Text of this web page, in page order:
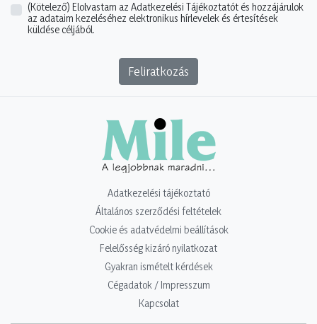
(Kötelező) Elolvastam az Adatkezelési Tájékoztatót és hozzájárulok
az adataim kezeléséhez elektronikus hírlevelek és értesítések
küldése céljából.
Feliratkozás
Adatkezelési tájékoztató
Általános szerződési feltételek
Cookie és adatvédelmi beállítások
Felelősség kizáró nyilatkozat
Gyakran ismételt kérdések
Cégadatok / Impresszum
Kapcsolat